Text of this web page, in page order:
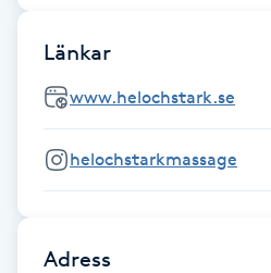
Fotmassage
Länkar
www.helochstark.se
helochstarkmassage
Adress